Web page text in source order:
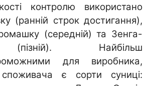
контролю використано
(ранній строк достигання),
(середній) та Зенга-
Найбільш
для виробника,
є сорти суниці: